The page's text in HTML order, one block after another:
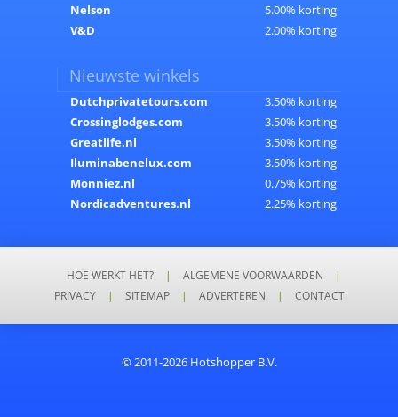
Nelson
5.00% korting
V&D
2.00% korting
Nieuwste winkels
Dutchprivatetours.com
3.50% korting
Crossinglodges.com
3.50% korting
Greatlife.nl
3.50% korting
Iluminabenelux.com
3.50% korting
Monniez.nl
0.75% korting
Nordicadventures.nl
2.25% korting
HOE WERKT HET? | ALGEMENE VOORWAARDEN
|
PRIVACY
| SITEMAP | ADVERTEREN | CONTACT
© 2011-2026 Hotshopper B.V.